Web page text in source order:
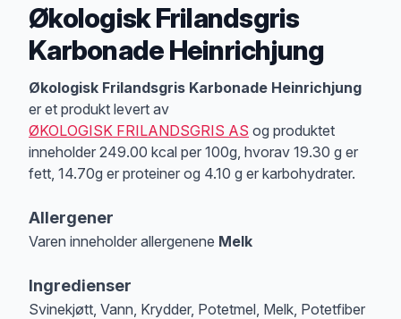
Økologisk Frilandsgris
Karbonade Heinrichjung
Produktbeskrivelse
Økologisk Frilandsgris Karbonade Heinrichjung
er et produkt levert av
ØKOLOGISK FRILANDSGRIS AS og produktet
inneholder 249.00 kcal per 100g, hvorav 19.30 g er
fett, 14.70g er proteiner og 4.10 g er karbohydrater.
Allergener
Varen inneholder allergenene Melk
Ingredienser
Svinekjøtt, Vann, Krydder, Potetmel, Melk, Potetfiber